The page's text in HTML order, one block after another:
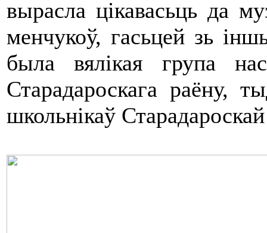
вырасла цікавасьць да
менчукоў, гасьцей зь
была вялікая група
Старадароскага раёну,
школьнікаў